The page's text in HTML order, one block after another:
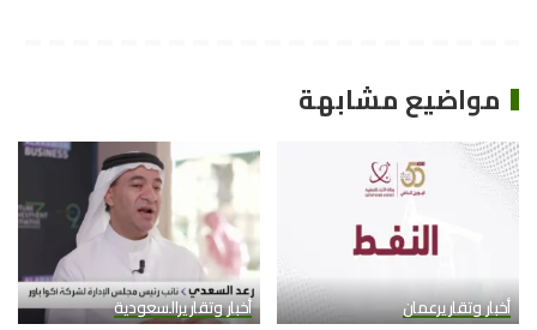
مواضيع مشابهة
أخبار وتقاريرعمان أخبار وتقاريرالسعودية